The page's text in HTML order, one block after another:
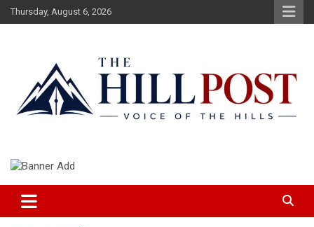
Skip
to
Thursday, August 6, 2026
The Hillpost